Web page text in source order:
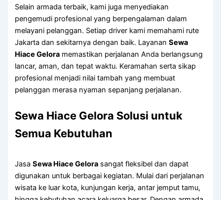
Selain armada terbaik, kami juga menyediakan
pengemudi profesional yang berpengalaman dalam
melayani pelanggan. Setiap driver kami memahami rute
Jakarta dan sekitarnya dengan baik. LayananSewa
Hiace Gelora memastikan perjalanan Anda berlangsung
lancar, aman, dan tepat waktu. Keramahan serta sikap
profesional menjadi nilai tambah yang membuat
pelanggan merasa nyaman sepanjang perjalanan.
Sewa Hiace Gelora Solusi untuk
Semua Kebutuhan
JasaSewa Hiace Gelora sangat fleksibel dan dapat
digunakan untuk berbagai kegiatan. Mulai dari perjalanan
wisata ke luar kota, kunjungan kerja, antar jemput tamu,